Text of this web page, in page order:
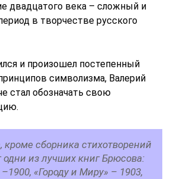
двадцатого века – сложный и
в творчестве русского
и произошел постепенный
символизма, Валерий
стал обозначать свою
кроме сборника стихотворений
одни из лучших книг Брюсова:
«Городу и Миру» – 1903,